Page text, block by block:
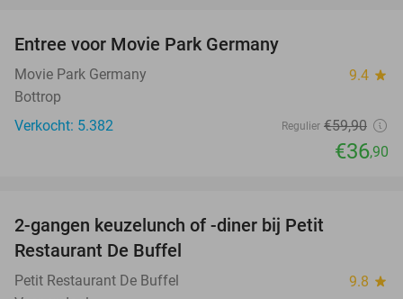
Entree voor Movie Park Germany
Movie Park Germany 9.4 star
Bottrop
Verkocht: 5.382
Regulier €59,90
€36,90
2-gangen keuzelunch of -diner bij Petit
Restaurant De Buffel
Petit Restaurant De Buffel 9.8 star